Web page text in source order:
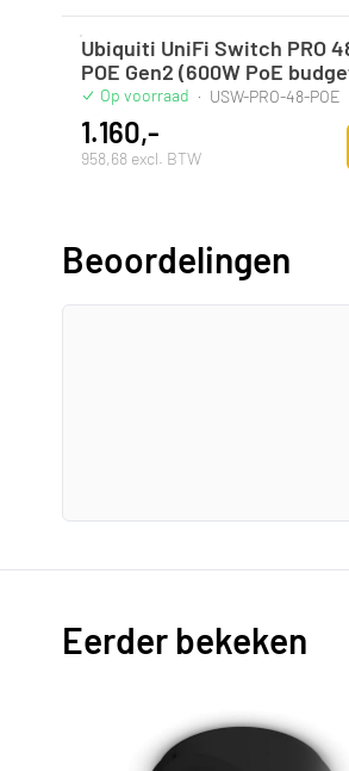
Ubiquiti UniFi Switch PRO
POE Gen2 (600W PoE
Op voorraad · USW-PRO-48-POE
1.160,-
958,68 excl. BTW
Beoordelingen
Eerder bekeken